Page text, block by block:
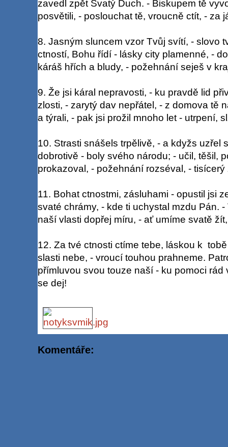
zavedl zpět Svatý Duch. - Biskupem tě
posvětili, - poslouchat tě, vroucně ctít, - za
8. Jasným sluncem vzor Tvůj svítí, - slovo
ctností, Bohu řídí - lásky city plamenné, -
káráš hřích a bludy, - požehnání seješ v
9. Že jsi káral nepravosti, - ku pravdě lid
zlosti, - zarytý dav nepřátel, - z domova tě
a týrali, - pak jsi prožil mnoho let - utrpení,
10. Strasti snášels trpělivě, - a kdyžs uzřel
dobrotivě - boly svého národu; - učil, těšil,
prokazoval, - požehnání rozséval, - tisícerý
11. Bohat ctnostmi, zásluhami - opustil jsi
svaté chrámy, - kde ti uchystal mzdu Pán.
naší vlasti dopřej míru, - ať umíme svatě
12. Za tvé ctnosti ctíme tebe, láskou k
slasti nebe, - vroucí touhou prahneme.
přímluvou svou touze naší - ku pomoci rád
se dej!
Komentáře: